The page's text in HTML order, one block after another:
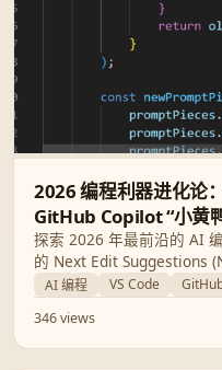
2026 编程利器进化论
GitHub Copilot “小黄
探索 2026 年最前沿的 AI
的 Next Edit Suggestions
错误，以及 GitHub Copilot
Duck 模式将复杂任务性能
AI 编程 VS Code
346 views